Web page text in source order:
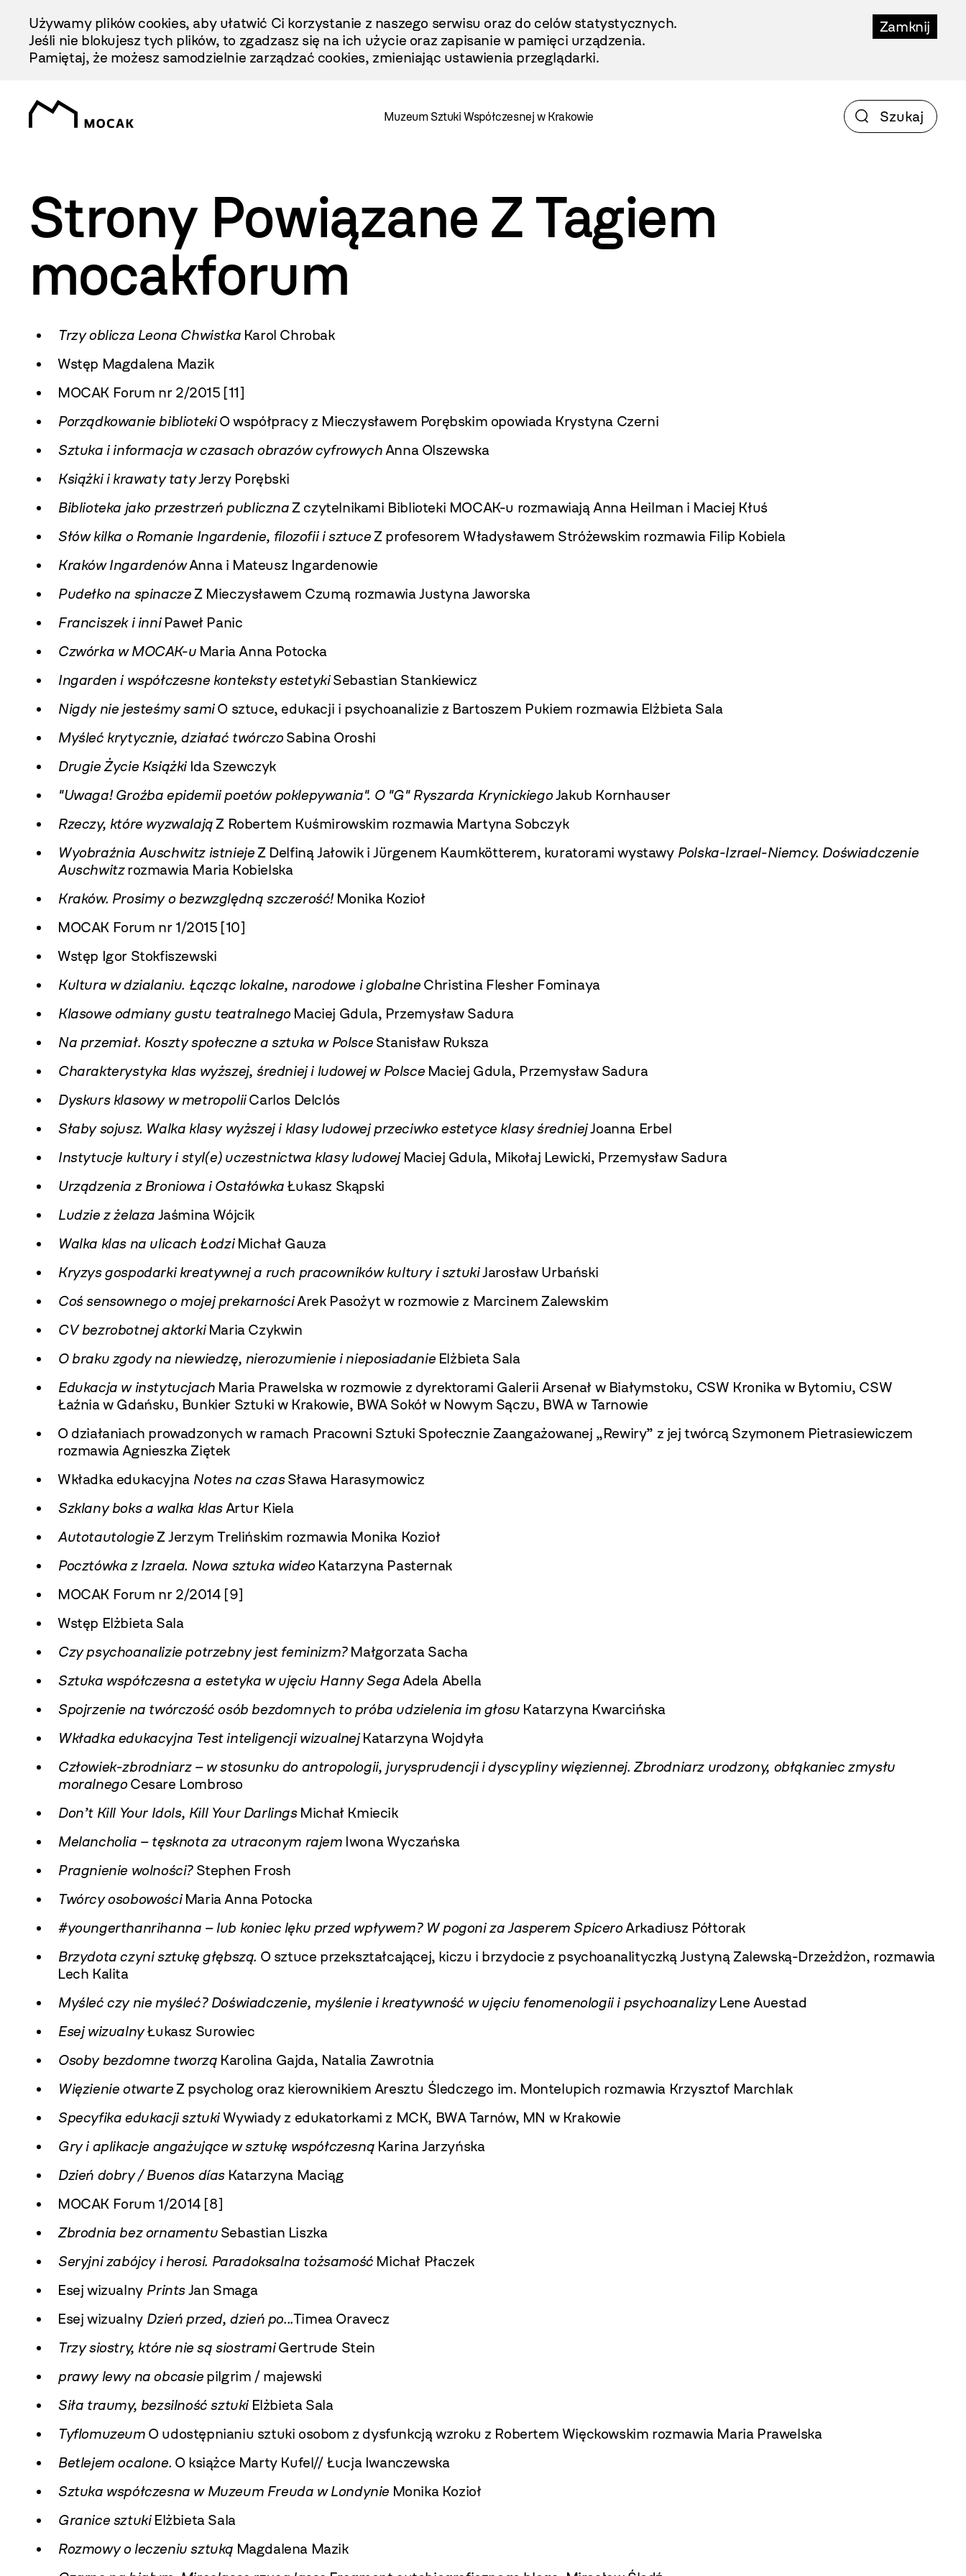
Treści
Zamknij
Używamy plików cookies, aby ułatwić Ci korzystanie z naszego serwisu oraz do celów statystycznych.
Jeśli nie blokujesz tych plików, to zgadzasz się na ich użycie oraz zapisanie w pamięci urządzenia.
Pamiętaj, że możesz samodzielnie zarządzać cookies, zmieniając ustawienia przeglądarki.
Muzeum Sztuki Współczesnej w Krakowie
Strony Powiązane Z Tagiem
mocakforum
Trzy oblicza Leona ChwistkaKarol Chrobak
Wstęp Magdalena Mazik
MOCAK Forum nr 2/2015 [11]
Porządkowanie bibliotekiO współpracy z Mieczysławem Porębskim opowiada Krystyna Czerni
Sztuka i informacja w czasach obrazów cyfrowychAnna Olszewska
Książki i krawaty tatyJerzy Porębski
Biblioteka jako przestrzeń publicznaZ czytelnikami Biblioteki MOCAK-u rozmawiają Anna Heilman i Maciej Kłuś
Słów kilka o Romanie Ingardenie, filozofii i sztuceZ profesorem Władysławem Stróżewskim rozmawia Filip Kobiela
Kraków IngardenówAnna i Mateusz Ingardenowie
Pudełko na spinaczeZ Mieczysławem Czumą rozmawia Justyna Jaworska
Franciszek i inniPaweł Panic
Czwórka w MOCAK-uMaria Anna Potocka
Ingarden i współczesne konteksty estetykiSebastian Stankiewicz
Nigdy nie jesteśmy samiO sztuce, edukacji i psychoanalizie z Bartoszem Pukiem rozmawia Elżbieta Sala
Myśleć krytycznie, działać twórczoSabina Oroshi
Drugie Życie KsiążkiIda Szewczyk
"Uwaga! Groźba epidemii poetów poklepywania". O "G" Ryszarda KrynickiegoJakub Kornhauser
Rzeczy, które wyzwalająZ Robertem Kuśmirowskim rozmawia Martyna Sobczyk
Wyobraźnia Auschwitz istniejeZ Delfiną Jałowik i Jürgenem Kaumkötterem, kuratorami wystawy Polska-Izrael-Niemcy. Doświadczenie
Auschwitzrozmawia Maria Kobielska
Kraków. Prosimy o bezwzględną szczerość!Monika Kozioł
MOCAK Forum nr 1/2015 [10]
Wstęp Igor Stokfiszewski
Kultura w dzialaniu. Łącząc lokalne, narodowe i globalneChristina Flesher Fominaya
Klasowe odmiany gustu teatralnegoMaciej Gdula, Przemysław Sadura
Na przemiał. Koszty społeczne a sztuka w PolsceStanisław Ruksza
Charakterystyka klas wyższej, średniej i ludowej w PolsceMaciej Gdula, Przemysław Sadura
Dyskurs klasowy w metropoliiCarlos Delclós
Słaby sojusz. Walka klasy wyższej i klasy ludowej przeciwko estetyce klasy średniejJoanna Erbel
Instytucje kultury i styl(e) uczestnictwa klasy ludowejMaciej Gdula, Mikołaj Lewicki, Przemysław Sadura
Urządzenia z Broniowa i OstałówkaŁukasz Skąpski
Ludzie z żelaza Jaśmina Wójcik
Walka klas na ulicach ŁodziMichał Gauza
Kryzys gospodarki kreatywnej a ruch pracowników kultury i sztukiJarosław Urbański
Coś sensownego o mojej prekarnościArek Pasożyt w rozmowie z Marcinem Zalewskim
CV bezrobotnej aktorkiMaria Czykwin
O braku zgody na niewiedzę, nierozumienie i nieposiadanieElżbieta Sala
Edukacja w instytucjachMaria Prawelska w rozmowie z dyrektorami Galerii Arsenał w Białymstoku, CSW Kronika w Bytomiu, CSW
Łaźnia w Gdańsku, Bunkier Sztuki w Krakowie, BWA Sokół w Nowym Sączu, BWA w Tarnowie
O działaniach prowadzonych w ramach Pracowni Sztuki Społecznie Zaangażowanej „Rewiry” z jej twórcą Szymonem Pietrasiewiczem
rozmawia Agnieszka Ziętek
Wkładka edukacyjna Notes na czasSława Harasymowicz
Szklany boks a walka klasArtur Kiela
AutotautologieZ Jerzym Trelińskim rozmawia Monika Kozioł
Pocztówka z Izraela. Nowa sztuka wideoKatarzyna Pasternak
MOCAK Forum nr 2/2014 [9]
Wstęp Elżbieta Sala
Czy psychoanalizie potrzebny jest feminizm?Małgorzata Sacha
Sztuka współczesna a estetyka w ujęciu Hanny SegaAdela Abella
Spojrzenie na twórczość osób bezdomnych to próba udzielenia im głosuKatarzyna Kwarcińska
Wkładka edukacyjna Test inteligencji wizualnejKatarzyna Wojdyła
Człowiek-zbrodniarz – w stosunku do antropologii, jurysprudencji i dyscypliny więziennej. Zbrodniarz urodzony, obłąkaniec zmysłu
moralnegoCesare Lombroso
Don’t Kill Your Idols, Kill Your DarlingsMichał Kmiecik
Melancholia – tęsknota za utraconym rajemIwona Wyczańska
Pragnienie wolności?Stephen Frosh
Twórcy osobowościMaria Anna Potocka
#youngerthanrihanna – lub koniec lęku przed wpływem? W pogoni za Jasperem SpiceroArkadiusz Półtorak
Brzydota czyni sztukę głębszą. O sztuce przekształcającej, kiczu i brzydocie z psychoanalityczką Justyną Zalewską-Drzeżdżon, rozmawia
Lech Kalita
Myśleć czy nie myśleć? Doświadczenie, myślenie i kreatywność w ujęciu fenomenologii i psychoanalizyLene Auestad
Esej wizualnyŁukasz Surowiec
Osoby bezdomne tworząKarolina Gajda, Natalia Zawrotnia
Więzienie otwarteZ psycholog oraz kierownikiem Aresztu Śledczego im. Montelupich rozmawia Krzysztof Marchlak
Specyfika edukacji sztukiWywiady z edukatorkami z MCK, BWA Tarnów, MN w Krakowie
Gry i aplikacje angażujące w sztukę współczesnąKarina Jarzyńska
Dzień dobry / Buenos díasKatarzyna Maciąg
MOCAK Forum 1/2014 [8]
Zbrodnia bez ornamentuSebastian Liszka
Seryjni zabójcy i herosi. Paradoksalna tożsamośćMichał Płaczek
Esej wizualny PrintsJan Smaga
Esej wizualny Dzień przed, dzień po...Timea Oravecz
Trzy siostry, które nie są siostramiGertrude Stein
prawy lewy na obcasiepilgrim / majewski
Siła traumy, bezsilność sztukiElżbieta Sala
TyflomuzeumO udostępnianiu sztuki osobom z dysfunkcją wzroku z Robertem Więckowskim rozmawia Maria Prawelska
Betlejem ocalone. O książce Marty Kufel// Łucja Iwanczewska
Sztuka współczesna w Muzeum Freuda w Londynie Monika Kozioł
Granice sztukiElżbieta Sala
Rozmowy o leczeniu sztuką Magdalena Mazik